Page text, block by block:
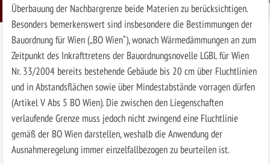
Überbauung der Nachbargrenze beide Materien zu berücksichtigen.
Besonders bemerkenswert sind insbesondere die Bestimmungen der
Bauordnung für Wien („BO Wien“), wonach Wärmedämmungen an zum
Zeitpunkt des Inkrafttretens der Bauordnungsnovelle LGBl. für Wien
Nr. 33/2004 bereits bestehende Gebäude bis 20 cm über Fluchtlinien
und in Abstandsflächen sowie über Mindestabstände vorragen dürfen
(Artikel V Abs 5 BO Wien). Die zwischen den Liegenschaften
verlaufende Grenze muss jedoch nicht zwingend eine Fluchtlinie
gemäß der BO Wien darstellen, weshalb die Anwendung der
Ausnahmeregelung immer einzelfallbezogen zu beurteilen ist.